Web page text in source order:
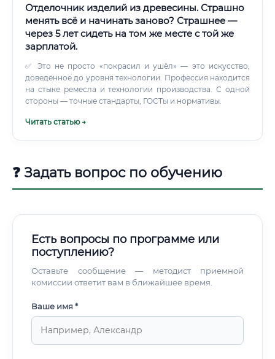
Отделочник изделий из древесины. Страшно
менять всё и начинать заново? Страшнее —
через 5 лет сидеть на том же месте с той же
зарплатой.
✅ Это не просто «покрасил и ушёл» — это искусство,
доведённое до уровня технологии. Профессия находится
на стыке ремесла и технологии производства. С одной
стороны — точные стандарты, ГОСТы и нормативы.
Читать статью →
❓ Задать вопрос по обучению
Есть вопросы по программе или
поступлению?
Оставьте сообщение — методист приемной
комиссии ответит вам в ближайшее время.
Ваше имя *